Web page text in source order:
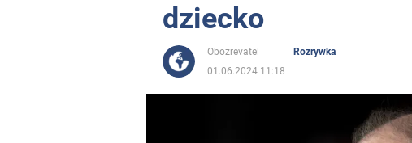
dziecko
Obozrevatel
Rozrywka
01.06.2024 11:18